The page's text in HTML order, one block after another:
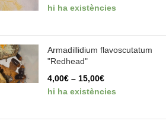
hi ha existències
Armadillidium flavoscutatum
"Redhead"
4,00€ – 15,00€
hi ha existències